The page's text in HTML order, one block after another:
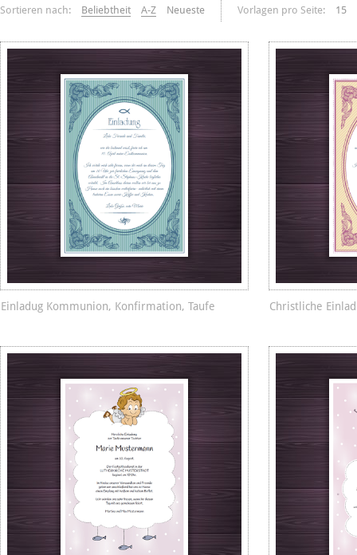
Sortieren nach: Beliebtheit A-Z Neueste Vorlagen pro Seite: 15
Einladug Kommunion, Konfirmation, Taufe Christliche